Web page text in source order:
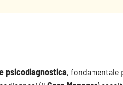
psicodiagnostica, fondamentale